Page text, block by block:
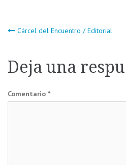
Navegación
de
entradas
Cárcel del Encuentro / Editorial
Deja una
Comentario *